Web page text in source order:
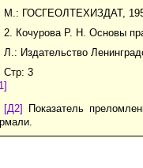
М.: ГОСГЕОЛТЕХИЗДАТ,
2. Кочурова Р. Н. Основы
Л.: Издательство
Стр: 3
[Д2]
Показатель